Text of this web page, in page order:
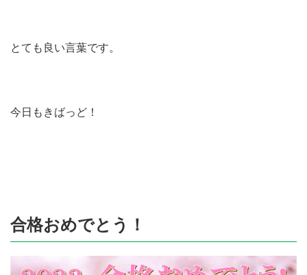
とても良い言葉です。
今日もきばっど！
合格おめでとう！